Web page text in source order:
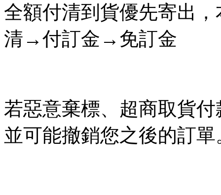
全額付清到貨優先寄出
清→付訂金→免訂金
若惡意棄標、超商取貨
並可能撤銷您之後的訂單